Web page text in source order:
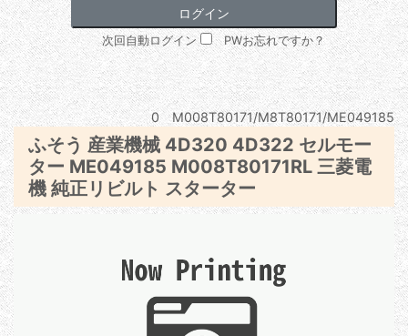
次回自動ログイン PWお忘れですか？
0 M008T80171/M8T80171/ME049185
ふそう 産業機械 4D320 4D322 セルモー
ター ME049185 M008T80171RL 三菱電
機 純正リビルト スターター